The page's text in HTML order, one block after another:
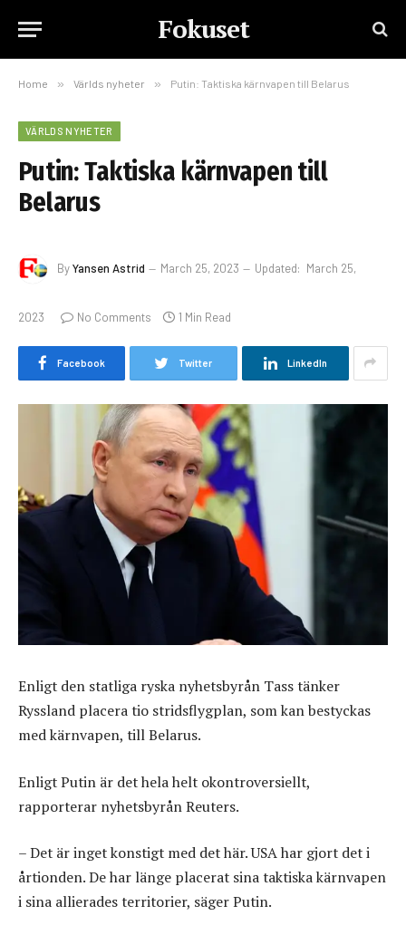
Fokuset
Home » Världs nyheter » Putin: Taktiska kärnvapen till Belarus
VÄRLDS NYHETER
Putin: Taktiska kärnvapen till
Belarus
ByYansen Astrid March 25, 2023 Updated: March 25,
2023 No Comments 1 Min Read
Facebook Twitter LinkedIn
Enligt den statliga ryska nyhetsbyrån Tass tänker
Ryssland placera tio stridsflygplan, som kan bestyckas
med kärnvapen, till Belarus.
Enligt Putin är det hela helt okontroversiellt,
rapporterar nyhetsbyrån Reuters.
– Det är inget konstigt med det här. USA har gjort det i
årtionden. De har länge placerat sina taktiska kärnvapen
i sina allierades territorier, säger Putin.